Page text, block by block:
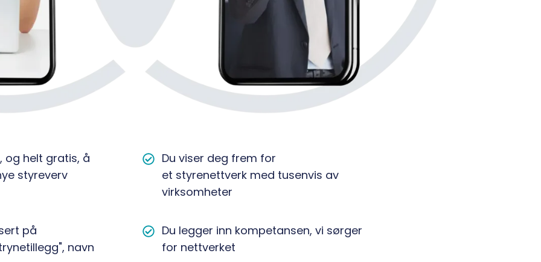
og helt gratis, å
styreverv
Du viser deg frem for
et styrenettverk med tusenvis av
virksomheter
Du
viser
deg
for
et
på
navn
Du legger inn kompetansen, vi sørger
for nettverket
Du
legger